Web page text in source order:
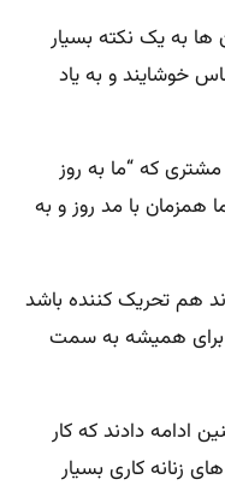
ها به یک نکته بسیار
خوشایند و به یاد
که “ما به روز
همزمان با مد روز و به
هم تحریک کننده باشد
برای همیشه به سمت
ادامه دادند که کار
زنانه کاری بسیار